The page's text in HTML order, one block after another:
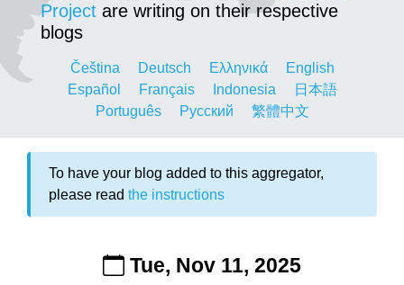
Project are writing on their respective
blogs
Čeština Deutsch Ελληνικά
English
Español
Français Indonesia
日本語
Português
Русский 繁體中文
To have your blog added to this aggregator,
please read the instructions
Tue, Nov 11, 2025